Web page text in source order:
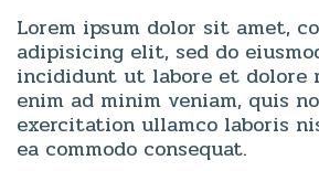
Lorem ipsum dolor sit amet,
adipisicing elit, sed do
incididunt ut labore et dolore
enim ad minim veniam, quis
exercitation ullamco laboris
ea commodo consequat.